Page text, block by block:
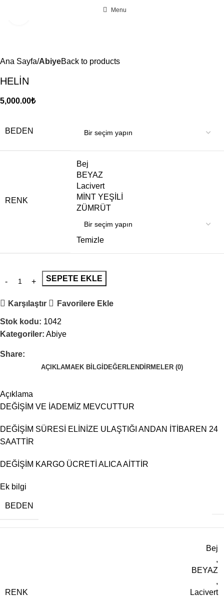
Menu
Ana Sayfa AbiyeBack to products
HELİN
5,000.00₺
BEDEN
RENK
Bej
BEYAZ
Lacivert
MİNT YEŞİLİ
ZÜMRÜT
Temizle
SEPETE EKLE
Karşılaştır Favorilere Ekle
Stok kodu: 1042
Kategoriler: Abiye
Share:
AÇIKLAMAEK BILGI DEĞERLENDIRMELER (0)
Açıklama
DEĞİŞİM VE İADEMİZ MEVCUTTUR
DEĞİŞİM SÜRESİ ELİNİZE ULAŞTIĞI ANDAN İTİBAREN 24
SAATTİR
DEĞİŞİM KARGO ÜCRETİ ALICA AİTTİR
Ek bilgi
BEDEN
RENK
Bej
,
BEYAZ
,
Lacivert